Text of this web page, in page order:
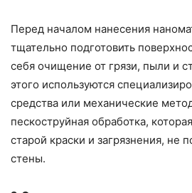
Перед началом нанесения
тщательно подготовить
себя очищение от грязи, пыли и
этого используются
средства или механические
пескоструйная обработка,
старой краски и загрязнения, не
стены.